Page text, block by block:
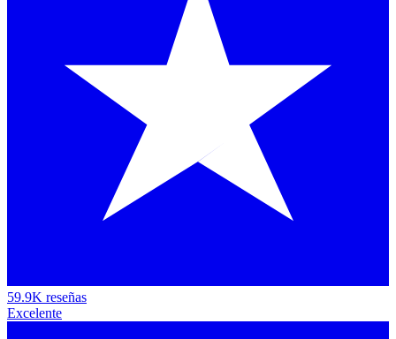
59.9K reseñas
Excelente